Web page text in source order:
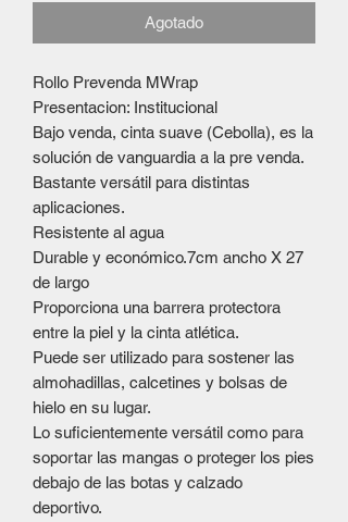
oferta
Agotado
Rollo Prevenda MWrap
Presentacion: Institucional
Bajo venda, cinta suave (Cebolla), es la
solución de vanguardia a la pre venda.
Bastante versátil para distintas
aplicaciones.
Resistente al agua
Durable y económico.7cm ancho X 27
de largo
Proporciona una barrera protectora
entre la piel y la cinta atlética.
Puede ser utilizado para sostener las
almohadillas, calcetines y bolsas de
hielo en su lugar.
Lo suficientemente versátil como para
soportar las mangas o proteger los pies
debajo de las botas y calzado
deportivo.